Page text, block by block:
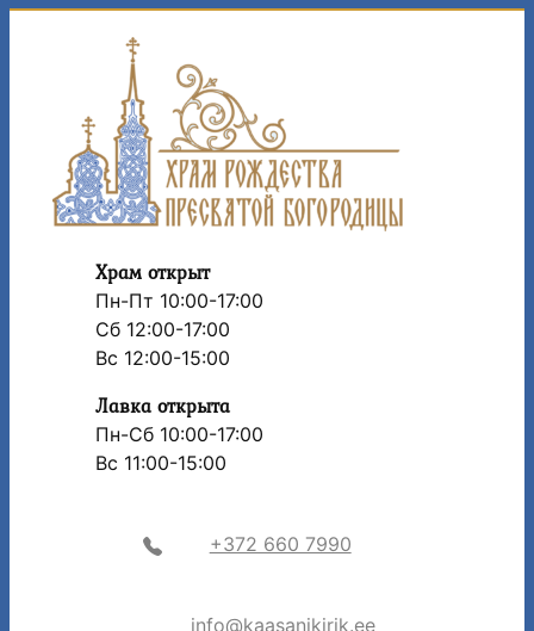
Храм открыт
Пн-Пт 10:00-17:00
Сб 12:00-17:00
Вс 12:00-15:00
Лавка открыта
Пн-Сб 10:00-17:00
Вс 11:00-15:00
+372 660 7990
info@kaasanikirik.ee